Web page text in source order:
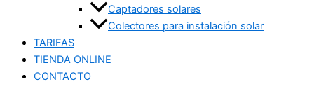
Captadores solares
Colectores para instalación solar
TARIFAS
TIENDA ONLINE
CONTACTO